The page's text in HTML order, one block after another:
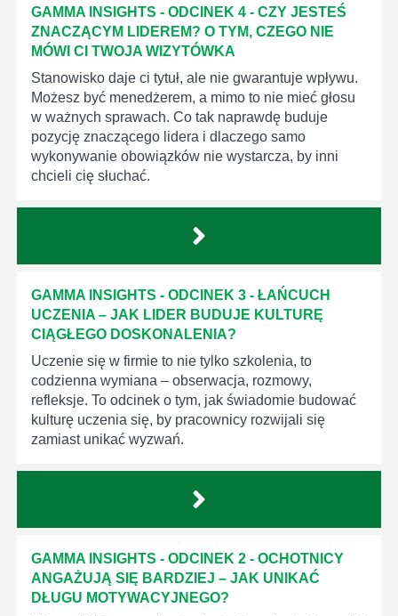
GAMMA INSIGHTS - ODCINEK 4 - CZY JESTEŚ
ZNACZĄCYM LIDEREM? O TYM, CZEGO NIE
MÓWI CI TWOJA WIZYTÓWKA
Stanowisko daje ci tytuł, ale nie gwarantuje wpływu.
Możesz być menedżerem, a mimo to nie mieć głosu
w ważnych sprawach. Co tak naprawdę buduje
pozycję znaczącego lidera i dlaczego samo
wykonywanie obowiązków nie wystarcza, by inni
chcieli cię słuchać.
GAMMA INSIGHTS - ODCINEK 3 - ŁAŃCUCH
UCZENIA – JAK LIDER BUDUJE KULTURĘ
CIĄGŁEGO DOSKONALENIA?
Uczenie się w firmie to nie tylko szkolenia, to
codzienna wymiana – obserwacja, rozmowy,
refleksje. To odcinek o tym, jak świadomie budować
kulturę uczenia się, by pracownicy rozwijali się
zamiast unikać wyzwań.
GAMMA INSIGHTS - ODCINEK 2 - OCHOTNICY
ANGAŻUJĄ SIĘ BARDZIEJ – JAK UNIKAĆ
DŁUGU MOTYWACYJNEGO?